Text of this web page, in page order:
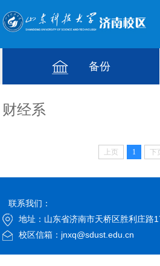
备份
财经系
上页 1 下
联系我们：
地址：山东省济南市天桥区胜利庄路
校区信箱：jnxq@sdust.edu.cn